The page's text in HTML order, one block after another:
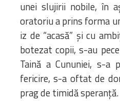
unei slujirii nobile, în
oratoriu a prins forma
iz de “acasă” şi cu
botezat copii, s-au
Taină a Cununiei, s-a
fericire, s-a oftat de
prag de timidă speranţă.